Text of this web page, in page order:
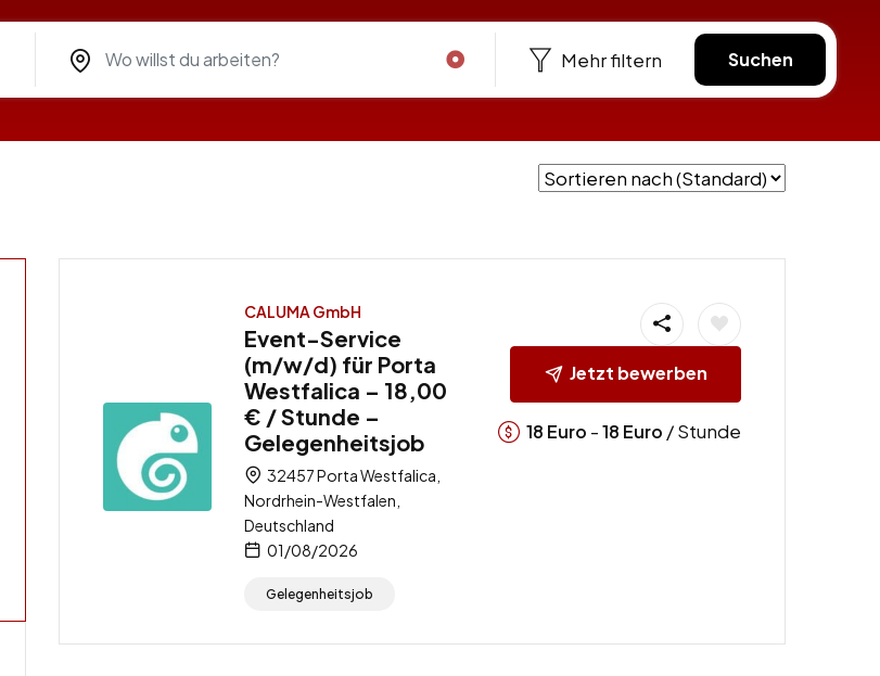
Mehr filtern Suchen
CALUMA GmbH
Event-Service
(m/w/d) für Porta
Westfalica – 18,00
€ / Stunde –
Gelegenheitsjob
32457 Porta Westfalica,
Nordrhein-Westfalen,
Deutschland
01/08/2026
Gelegenheitsjob
Jetzt bewerben
18 Euro -18 Euro / Stunde